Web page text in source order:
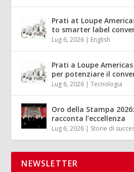
Prati at Loupe
to smarter label
Lug 6, 2026 | English
Prati a Loupe
per potenziare il
Lug 6, 2026 |Tecnologia
Oro della Stampa
racconta l’eccellenza
Lug 6, 2026 | Storie di
NEWSLETTER